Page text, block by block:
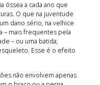
óssea a cada ano que
O que na juventude
dano sério, na velhice
– mais frequentes pela
– ou uma batida,
Esse é o efeito
não envolvem apenas